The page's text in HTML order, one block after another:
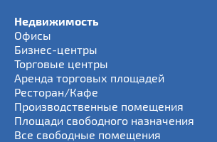
Недвижимость
Офисы
Бизнес-центры
Торговые центры
Аренда торговых площадей
Ресторан/Кафе
Производственные помещения
Площади свободного назначения
Все свободные помещения